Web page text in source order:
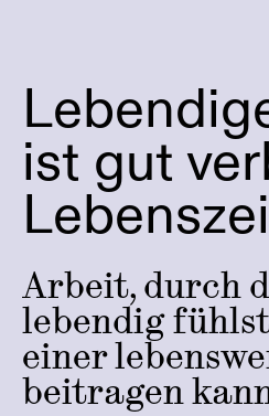
ist gut
Arbeit, durch
lebendig
einer
beitragen